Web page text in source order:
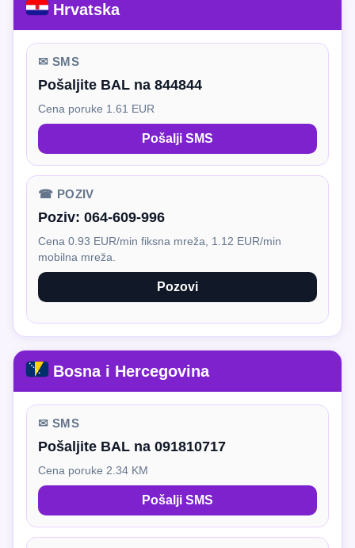
Hrvatska
✉ SMS
Pošaljite BAL na 844844
Cena poruke 1.61 EUR
Pošalji SMS
☎ POZIV
Poziv: 064-609-996
Cena 0.93 EUR/min fiksna mreža, 1.12 EUR/min
mobilna mreža.
Pozovi
Bosna i Hercegovina
✉ SMS
Pošaljite BAL na 091810717
Cena poruke 2.34 KM
Pošalji SMS